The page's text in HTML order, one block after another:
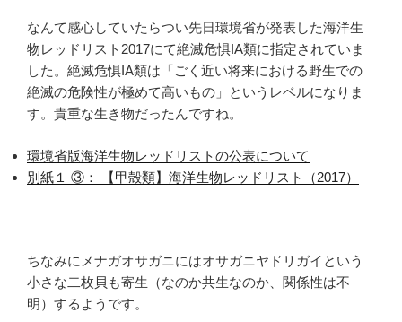
なんて感心していたらつい先日環境省が発表した海洋生
物レッドリスト2017にて絶滅危惧IA類に指定されていま
した。絶滅危惧IA類は「ごく近い将来における野生での
絶滅の危険性が極めて高いもの」というレベルになりま
す。貴重な生き物だったんですね。
環境省版海洋生物レッドリストの公表について
別紙１ ③： 【甲殻類】海洋生物レッドリスト（2017）
ちなみにメナガオサガニにはオサガニヤドリガイという
小さな二枚貝も寄生（なのか共生なのか、関係性は不
明）するようです。